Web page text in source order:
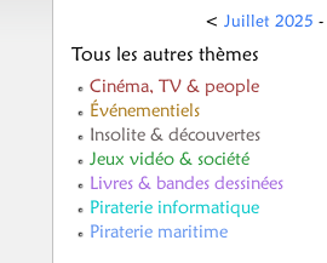
< Juillet 2025 -
Tous les autres thèmes
Cinéma, TV & people
Événementiels
Insolite & découvertes
Jeux vidéo & société
Livres & bandes dessinées
Piraterie informatique
Piraterie maritime